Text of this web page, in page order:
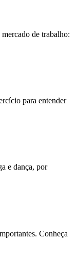
de trabalho:
para entender
e dança, por
Conheça